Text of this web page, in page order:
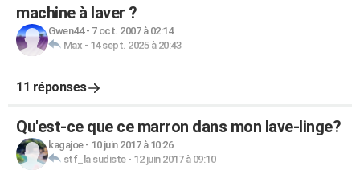
machine à laver ?
Gwen44- 7 oct. 2007 à 02:14
Max - 14 sept. 2025 à 20:43
11 réponses
Qu'est-ce que ce marron dans mon lave-linge?
kagajoe- 10 juin 2017 à 10:26
stf_la sudiste- 12 juin 2017 à 09:10